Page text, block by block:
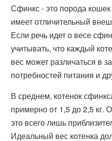
Сфинкс - это порода
имеет отличительный
Если речь идет о весе
учитывать, что каждый
вес может различаться в
потребностей питания и
В среднем, котенок
примерно от 1,5 до 2,5 кг.
это всего лишь
Идеальный вес котенка